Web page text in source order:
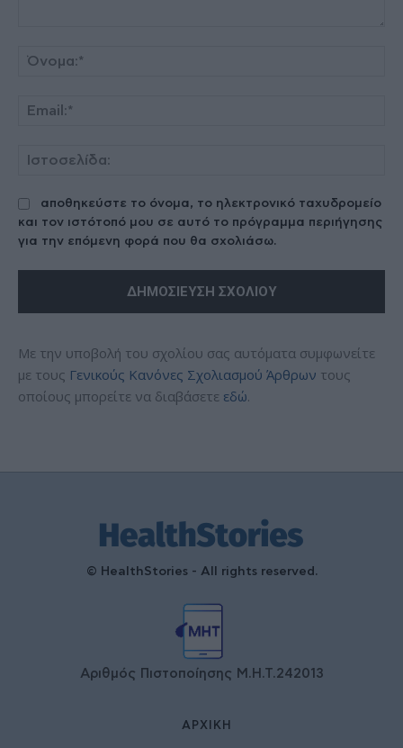
αποθηκεύστε το όνομα, το ηλεκτρονικό ταχυδρομείο
και τον ιστότοπό μου σε αυτό το πρόγραμμα περιήγησης
για την επόμενη φορά που θα σχολιάσω.
Με την υποβολή του σχολίου σας αυτόματα συμφωνείτε
με τους Γενικούς Κανόνες Σχολιασμού Άρθρων τους
οποίους μπορείτε να διαβάσετε εδώ.
© HealthStories - All rights reserved.
Αριθμός Πιστοποίησης Μ.Η.Τ.242013
ΑΡΧΙΚΉ